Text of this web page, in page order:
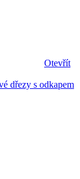
Otevřít
dřezy s odkapem